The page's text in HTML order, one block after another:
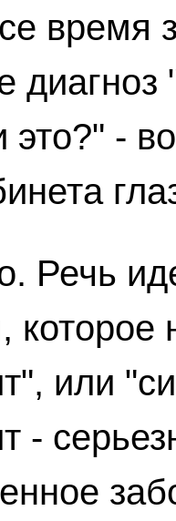
время
диагноз
-
Речь
которое
или
-